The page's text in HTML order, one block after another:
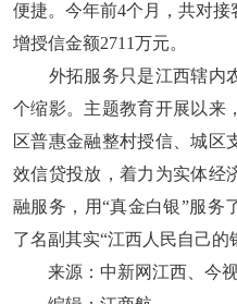
便捷。今年前4个月，共对接
增授信金额2711万元。
外拓服务只是江西辖内农
个缩影。主题教育开展以来
区普惠金融整村授信、城区
效信贷投放，着力为实体经
融服务，用“真金白银”服务
了名副其实“江西人民自己的
来源：中新网江西、今视